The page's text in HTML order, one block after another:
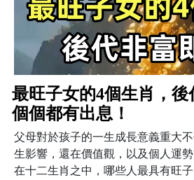
最旺子女的4個生肖，後
個個都有出息！
父母對於孩子的一生成長意義重大
生影響，還在價值觀，以及個人運
在十二生肖之中，哪些人最具有旺